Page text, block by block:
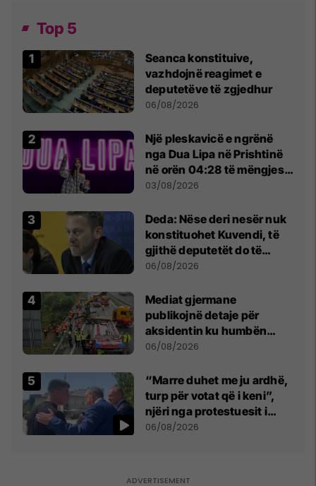
Top 5
Seanca konstituive,
vazhdojnë reagimet e
deputetëve të zgjedhur
06/08/2026
Një pleskavicë e ngrënë
nga Dua Lipa në Prishtinë
në orën 04:28 të mëngjesit
- dhe bota digjitale serbe
03/08/2026
Deda: Nëse deri nesër nuk
konstituohet Kuvendi, të
gjithë deputetët do të
bëjnë shkelje të rëndë
06/08/2026
Mediat gjermane
publikojnë detaje për
aksidentin ku humbën
jetën tre mërgimtarë nga
06/08/2026
“Marre duhet me ju ardhë,
turp për votat që i keni”,
njëri nga protestuesit i
drejtohet Bedri Hamzës
06/08/2026